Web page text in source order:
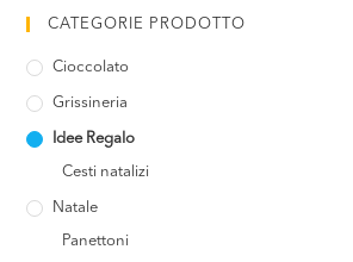
CATEGORIE PRODOTTO
Cioccolato
Grissineria
Idee Regalo
Cesti natalizi
Natale
Panettoni